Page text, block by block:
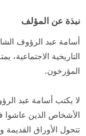
نبذة عن المؤلف
أسامة عبد الرؤوف
التاريخية الاجتماعية،
المؤرخون.
لا يكتب أسامة عبد
الأشخاص الذين
تتحول الأوراق